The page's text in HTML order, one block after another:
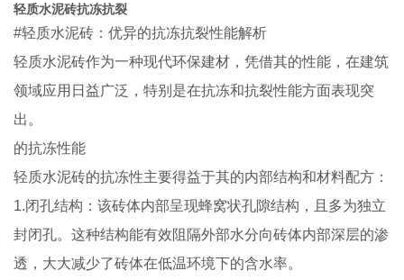
轻质水泥砖抗冻抗裂
#轻质水泥砖：优异的抗冻抗裂性能解析
轻质水泥砖作为一种现代环保建材，凭借其的性能，在建筑
领域应用日益广泛，特别是在抗冻和抗裂性能方面表现突
出。
的抗冻性能
轻质水泥砖的抗冻性主要得益于其的内部结构和材料配方：
1.闭孔结构：该砖体内部呈现蜂窝状孔隙结构，且多为独立
封闭孔。这种结构能有效阻隔外部水分向砖体内部深层的渗
透，大大减少了砖体在低温环境下的含水率。